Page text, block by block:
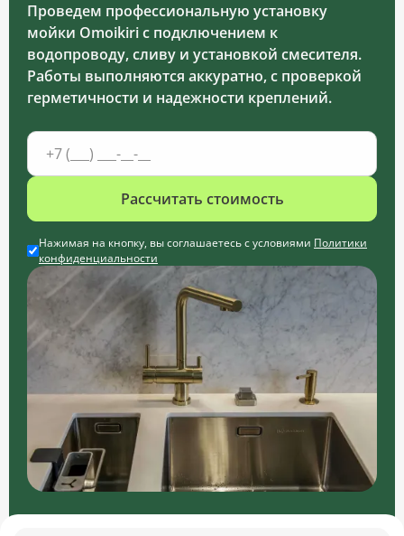
Проведем профессиональную установку
мойки Omoikiri с подключением к
водопроводу, сливу и установкой смесителя.
Работы выполняются аккуратно, с проверкой
герметичности и надежности креплений.
Рассчитать стоимость
Нажимая на кнопку, вы соглашаетесь с условиями Политики
конфиденциальности